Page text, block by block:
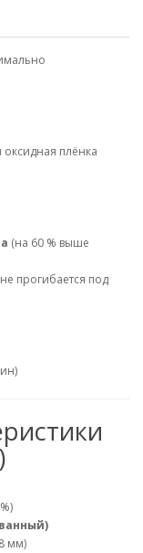
оксидная плёнка
(на 60 % выше
прогибается под
мм)